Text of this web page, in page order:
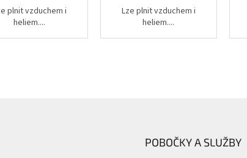
plnit vzduchem i
heliem....
Lze plnit vzduchem i
heliem....
POBOČKY A SLUŽBY